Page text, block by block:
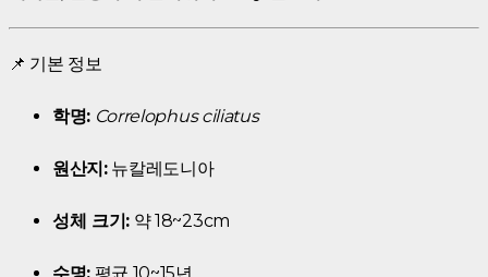
📌 기본 정보
학명: Correlophus ciliatus
원산지:뉴칼레도니아
성체 크기: 약 18~23cm
수명: 평균 10~15년